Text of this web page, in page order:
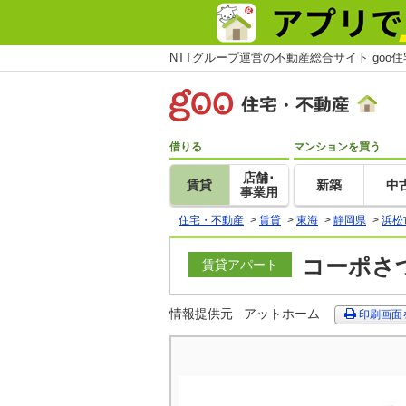
NTTグループ運営の不動産総合サイト goo
借りる
賃貸
店舗･
事業用
マンションを買う
新築 中
住宅・不動産 > 賃貸 > 東海 > 静岡県 > 浜松
賃貸アパート コーポさ
情報提供元 アットホーム 印刷画面